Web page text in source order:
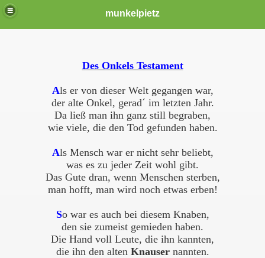
munkelpietz
Des Onkels Testament
Als er von dieser Welt gegangen war,
der alte Onkel, gerad´ im letzten Jahr.
Da ließ man ihn ganz still begraben,
wie viele, die den Tod gefunden haben.
Als Mensch war er nicht sehr beliebt,
was es zu jeder Zeit wohl gibt.
Das Gute dran, wenn Menschen sterben,
man hofft, man wird noch etwas erben!
So war es auch bei diesem Knaben,
den sie zumeist gemieden haben.
Die Hand voll Leute, die ihn kannten,
die ihn den alten Knausernannten.